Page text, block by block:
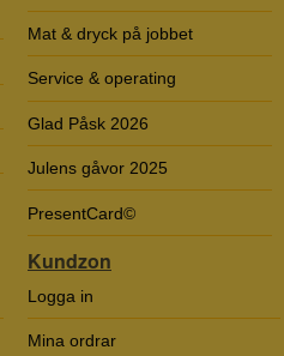
Mat & dryck på jobbet
Service & operating
Glad Påsk 2026
Julens gåvor 2025
PresentCard©
Kundzon
Logga in
Mina ordrar